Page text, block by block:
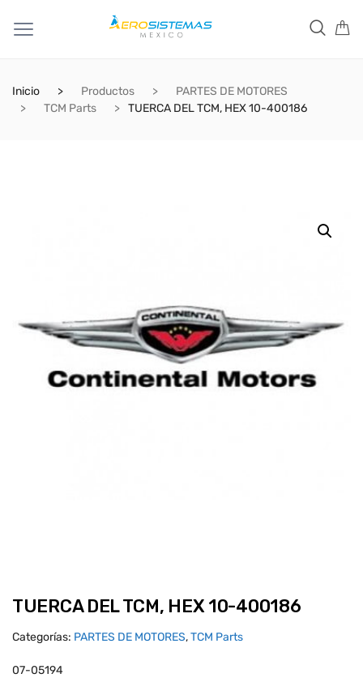
Inicio Productos
PARTES DE MOTORES
TCM Parts
TUERCA DEL TCM, HEX 10-400186
TUERCA DEL TCM, HEX 10-400186
Categorías: PARTES DE MOTORES,TCM Parts
07-05194